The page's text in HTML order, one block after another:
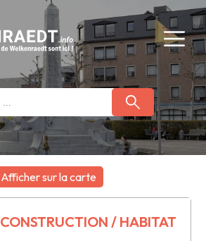
Afficher sur la carte
CONSTRUCTION / HABITAT